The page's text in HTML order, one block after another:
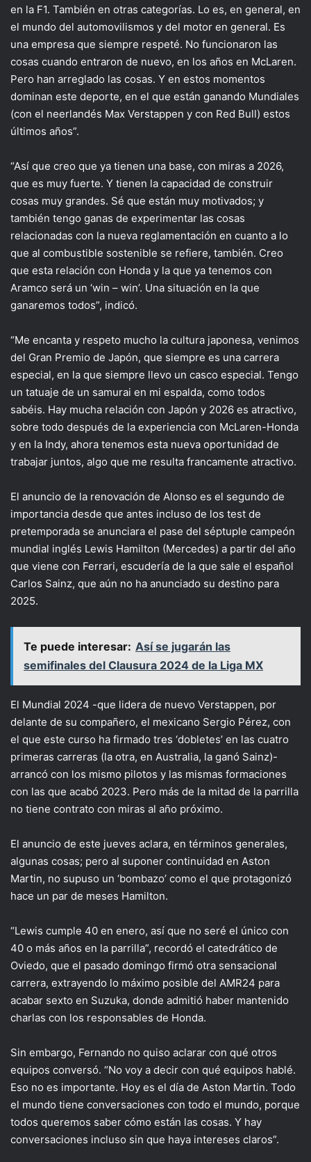
en la F1. También en otras categorías. Lo es, en general, en
el mundo del automovilismos y del motor en general. Es
una empresa que siempre respeté. No funcionaron las
cosas cuando entraron de nuevo, en los años en McLaren.
Pero han arreglado las cosas. Y en estos momentos
dominan este deporte, en el que están ganando Mundiales
(con el neerlandés Max Verstappen y con Red Bull) estos
últimos años”.
“Así que creo que ya tienen una base, con miras a 2026,
que es muy fuerte. Y tienen la capacidad de construir
cosas muy grandes. Sé que están muy motivados; y
también tengo ganas de experimentar las cosas
relacionadas con la nueva reglamentación en cuanto a lo
que al combustible sostenible se refiere, también. Creo
que esta relación con Honda y la que ya tenemos con
Aramco será un ‘win – win’. Una situación en la que
ganaremos todos”, indicó.
“Me encanta y respeto mucho la cultura japonesa, venimos
del Gran Premio de Japón, que siempre es una carrera
especial, en la que siempre llevo un casco especial. Tengo
un tatuaje de un samurai en mi espalda, como todos
sabéis. Hay mucha relación con Japón y 2026 es atractivo,
sobre todo después de la experiencia con McLaren-Honda
y en la Indy, ahora tenemos esta nueva oportunidad de
trabajar juntos, algo que me resulta francamente atractivo.
El anuncio de la renovación de Alonso es el segundo de
importancia desde que antes incluso de los test de
pretemporada se anunciara el pase del séptuple campeón
mundial inglés Lewis Hamilton (Mercedes) a partir del año
que viene con Ferrari, escudería de la que sale el español
Carlos Sainz, que aún no ha anunciado su destino para
2025.
Te puede interesar: Así se jugarán las
semifinales del Clausura 2024 de la Liga MX
El Mundial 2024 -que lidera de nuevo Verstappen, por
delante de su compañero, el mexicano Sergio Pérez, con
el que este curso ha firmado tres ‘dobletes’ en las cuatro
primeras carreras (la otra, en Australia, la ganó Sainz)-
arrancó con los mismo pilotos y las mismas formaciones
con las que acabó 2023. Pero más de la mitad de la parrilla
no tiene contrato con miras al año próximo.
El anuncio de este jueves aclara, en términos generales,
algunas cosas; pero al suponer continuidad en Aston
Martin, no supuso un ‘bombazo’ como el que protagonizó
hace un par de meses Hamilton.
“Lewis cumple 40 en enero, así que no seré el único con
40 o más años en la parrilla”, recordó el catedrático de
Oviedo, que el pasado domingo firmó otra sensacional
carrera, extrayendo lo máximo posible del AMR24 para
acabar sexto en Suzuka, donde admitió haber mantenido
charlas con los responsables de Honda.
Sin embargo, Fernando no quiso aclarar con qué otros
equipos conversó. “No voy a decir con qué equipos hablé.
Eso no es importante. Hoy es el día de Aston Martin. Todo
el mundo tiene conversaciones con todo el mundo, porque
todos queremos saber cómo están las cosas. Y hay
conversaciones incluso sin que haya intereses claros”.